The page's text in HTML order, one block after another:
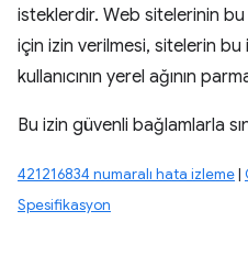
isteklerdir. Web sitelerinin
için izin verilmesi, sitelerin
kullanıcının yerel ağının
Bu izin güvenli bağlamlarla
421216834 numaralı hata izleme|
Spesifikasyon